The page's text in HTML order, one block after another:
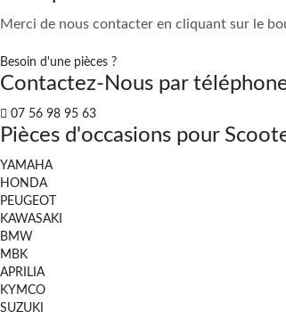
Merci de nous contacter en cliquant sur le
Besoin d'une pièces ?
Contactez-Nous par
07 56 98 95 63
Pièces d'occasions pour
YAMAHA
HONDA
PEUGEOT
KAWASAKI
BMW
MBK
APRILIA
KYMCO
SUZUKI